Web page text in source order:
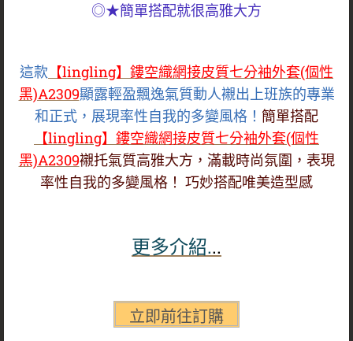
◎★簡單搭配就很高雅大方
這款 【lingling】鏤空織網接皮質七分袖外套(個性
黑)A2309顯露輕盈飄逸氣質動人襯出上班族的專業
和正式，展現率性自我的多變風格！ 簡單搭配
【lingling】鏤空織網接皮質七分袖外套(個性
黑)A2309襯托氣質高雅大方，滿載時尚氛圍，表現
率性自我的多變風格！ 巧妙搭配唯美造型感
更多介紹...